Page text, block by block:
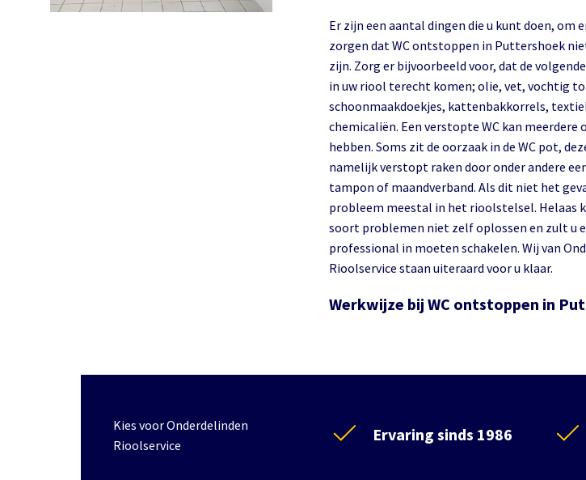
Er zijn een aantal dingen die u kunt doen, om
zorgen dat WC ontstoppen in Puttershoek
zijn. Zorg er bijvoorbeeld voor, dat de
in uw riool terecht komen; olie, vet, vochtig
schoonmaakdoekjes, kattenbakkorrels,
chemicaliën. Een verstopte WC kan meerdere
hebben. Soms zit de oorzaak in de WC pot,
namelijk verstopt raken door onder andere
tampon of maandverband. Als dit niet het
probleem meestal in het rioolstelsel. Helaas
soort problemen niet zelf oplossen en zult u
professional in moeten schakelen. Wij van
Rioolservice staan uiteraard voor u klaar.
Werkwijze bij WC ontstoppen in
Kies voor Onderdelinden
Rioolservice
Ervaring sinds 1986